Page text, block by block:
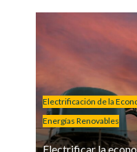
Electrificación de la
Energías Renovables
Electrificar la